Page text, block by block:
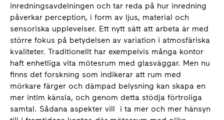
inredningsavdelningen och tar reda på hur inredning
påverkar perception, i form av ljus, material och
sensoriska upplevelser. Ett nytt sätt att arbeta är med
större fokus på betydelsen av variation i atmosfäriska
kvaliteter. Traditionellt har exempelvis många kontor
haft enhetliga vita mötesrum med glasväggar. Men nu
finns det forskning som indikerar att rum med
mörkare färger och dämpad belysning kan skapa en
mer intim känsla, och genom detta stödja förtroliga
samtal. Sådana aspekter vill i ta mer och mer hänsyn